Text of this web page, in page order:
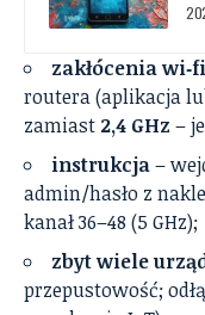
zakłócenia wi‑fi
routera (aplikacja
zamiast 2,4 GHz –
instrukcja–
admin/hasło z
kanał 36–48 (5 GHz);
zbyt wiele
przepustowość;